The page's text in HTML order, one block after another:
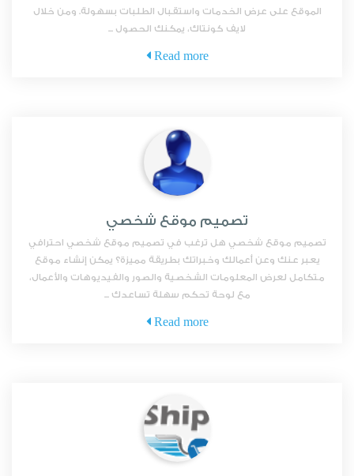
الموقع على عرض الخدمات واستقبال الطلبات بسهولة. ومن خلال
لايف كونتاك، يمكنك الحصول ...
Read more
تصميم موقع شخصي
تصميم موقع شخصي هل ترغب في تصميم موقع شخصي احترافي
يعبر عنك وعن أعمالك وخبراتك بطريقة مميزة؟ يمكن إنشاء موقع
متكامل لعرض المعلومات الشخصية والصور والفيديوهات والأعمال،
مع لوحة تحكم سهلة تساعدك ...
Read more